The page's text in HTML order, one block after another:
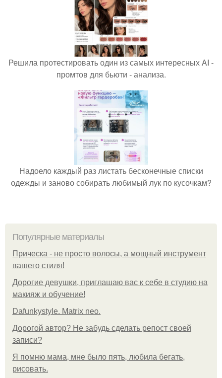
Решила протестировать один из самых интересных AI -
промтов для бьюти - анализа.
Надоело каждый раз листать бесконечные списки
одежды и заново собирать любимый лук по кусочкам?
Популярные материалы
Прическа - не просто волосы, а мощный инструмент
вашего стиля!
Дорогие девушки, приглашаю вас к себе в студию на
макияж и обучение!
Dafunkystyle. Matrix neo.
Дорогой автор? Не забудь сделать репост своей
записи?
Я помню мама, мне было пять, любила бегать,
рисовать.